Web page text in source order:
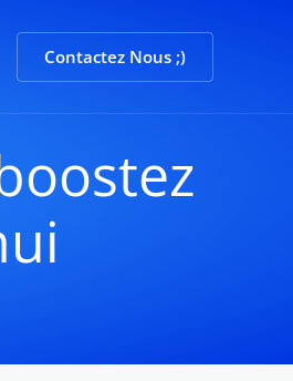
Contactez Nous ;)